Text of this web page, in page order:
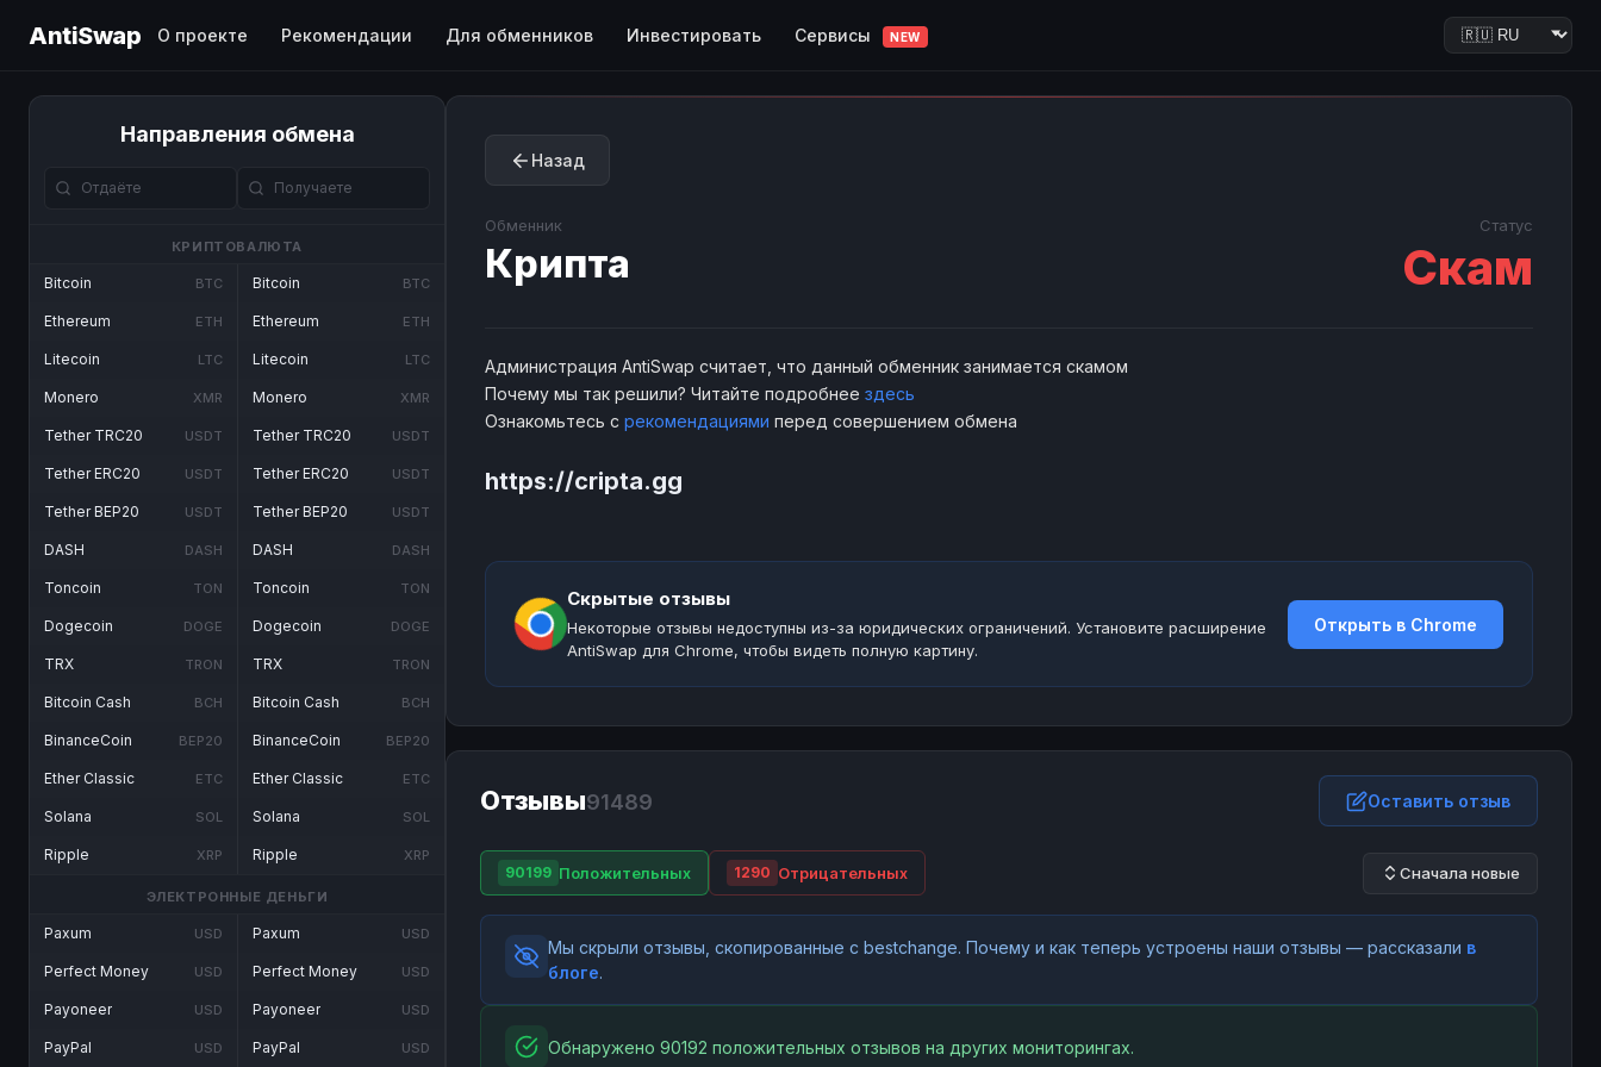
AntiSwap О проекте Рекомендации Для обменников Инвестировать Сервисы NEW
Направления обмена
КРИПТОВАЛЮТА
Bitcoin BTC
Ethereum ETH
Litecoin LTC
Monero XMR
Tether TRC20 USDT
Tether ERC20 USDT
Tether BEP20 USDT
DASH DASH
Toncoin TON
Dogecoin DOGE
TRX TRON
Bitcoin Cash BCH
BinanceCoin BEP20
Ether Classic ETC
Solana SOL
Ripple XRP
Bitcoin BTC
Ethereum ETH
Litecoin LTC
Monero XMR
Tether TRC20 USDT
Tether ERC20 USDT
Tether BEP20 USDT
DASH DASH
Toncoin TON
Dogecoin DOGE
TRX TRON
Bitcoin Cash BCH
BinanceCoin BEP20
Ether Classic ETC
Solana SOL
Ripple XRP
ЭЛЕКТРОННЫЕ ДЕНЬГИ
Paxum USD
Perfect Money USD
Payoneer USD
PayPal USD
Paxum USD
Perfect Money USD
Payoneer USD
PayPal USD
Назад
Обменник
Крипта
Статус
Скам
Администрация AntiSwap считает, что данный обменник занимается скамом
Почему мы так решили? Читайте подробнее здесь
Ознакомьтесь с рекомендациями перед совершением обмена
https://cripta.gg
Скрытые отзывы
Некоторые отзывы недоступны из-за юридических ограничений. Установите расширение
AntiSwap для Chrome, чтобы видеть полную картину.
Открыть в Chrome
Отзывы91489 Оставить отзыв
90199 Положительных 1290 Отрицательных Сначала новые
Мы скрыли отзывы, скопированные с bestchange. Почему и как теперь устроены наши отзывы — рассказали в
блоге.
Обнаружено 90192 положительных отзывов на других мониторингах.